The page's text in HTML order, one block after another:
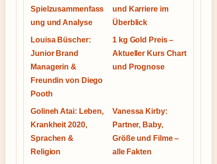
Spielzusammenfass
ung und Analyse
und Karriere im
Überblick
Louisa Büscher:
Junior Brand
Managerin &
Freundin von Diego
Pooth
1 kg Gold Preis –
Aktueller Kurs Chart
und Prognose
Golineh Atai: Leben,
Krankheit 2020,
Sprachen &
Religion
Vanessa Kirby:
Partner, Baby,
Größe und Filme –
alle Fakten